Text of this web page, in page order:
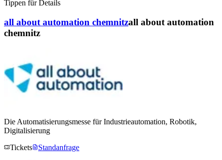
Tippen für Details
all about automation chemnitzall about automation
chemnitz
Die Automatisierungsmesse für Industrieautomation, Robotik,
Digitalisierung
Tickets
Standanfrage